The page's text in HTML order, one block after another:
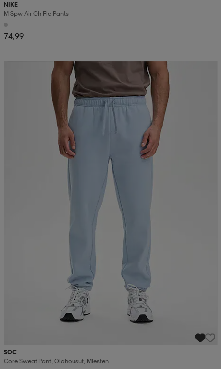
NIKE
M Spw Air Oh Flc Pants
74,99
Valitse 2, maksa 44,99€
SOC
Core Sweat Pant, Olohousut, Miesten